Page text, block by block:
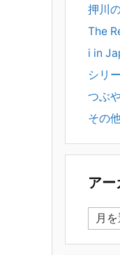
問題
疾患
き
て、
2025
長年
集
た
2023
押川
The
i in
シリ
つぶ
その
ア
ー
カ